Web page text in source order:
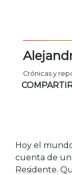
Crónicas y
Hoy el
cuenta de
Residente.